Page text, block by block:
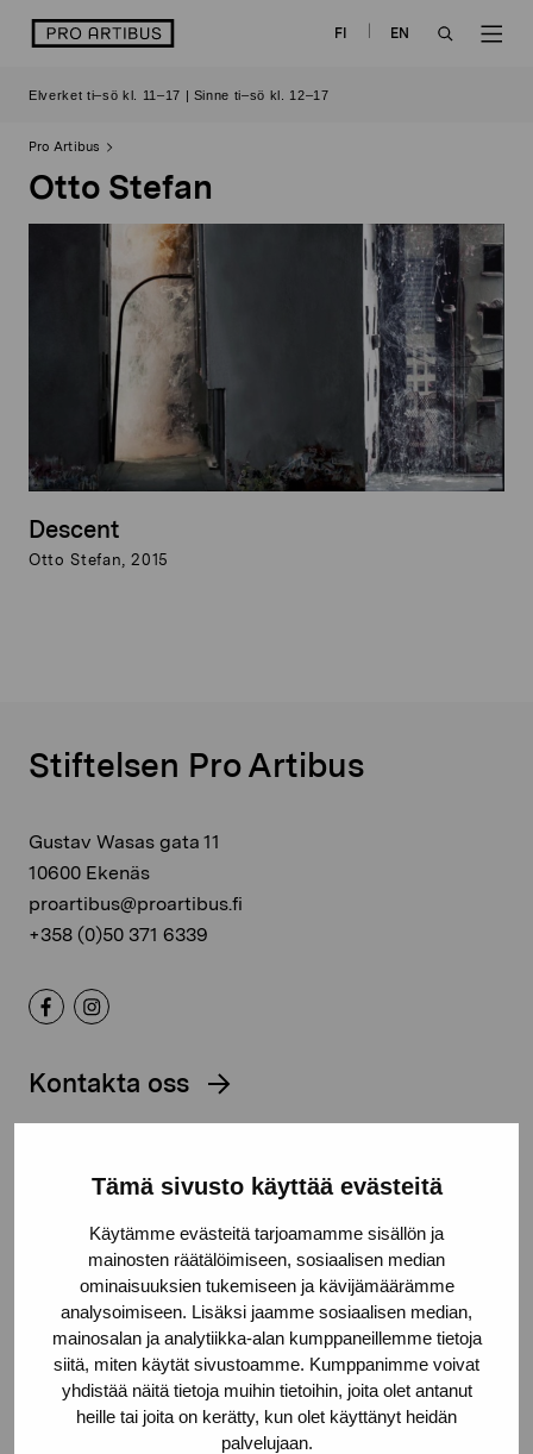
Tämä sivusto käyttää evästeitä
Käytämme evästeitä tarjoamamme sisällön ja
mainosten räätälöimiseen, sosiaalisen median
ominaisuuksien tukemiseen ja kävijämäärämme
analysoimiseen. Lisäksi jaamme sosiaalisen median,
mainosalan ja analytiikka-alan kumppaneillemme tietoja
siitä, miten käytät sivustoamme. Kumppanimme voivat
yhdistää näitä tietoja muihin tietoihin, joita olet antanut
heille tai joita on kerätty, kun olet käyttänyt heidän
palvelujaan.
logo FI
EN
Elverket ti–sö kl. 11–17 | Sinne ti–sö kl. 12–17
Pro Artibus
Otto Stefan
Descent
Otto Stefan, 2015
Stiftelsen Pro Artibus
Gustav Wasas gata 11
10600 Ekenäs
proartibus@proartibus.fi
+358 (0)50 371 6339
Kontakta oss
Håll dig uppdaterad om aktuella
utställningar och evenemang
Förnamn
Efternamn